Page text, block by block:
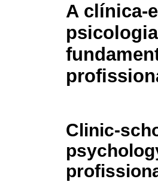
A clínica-
Clinic-